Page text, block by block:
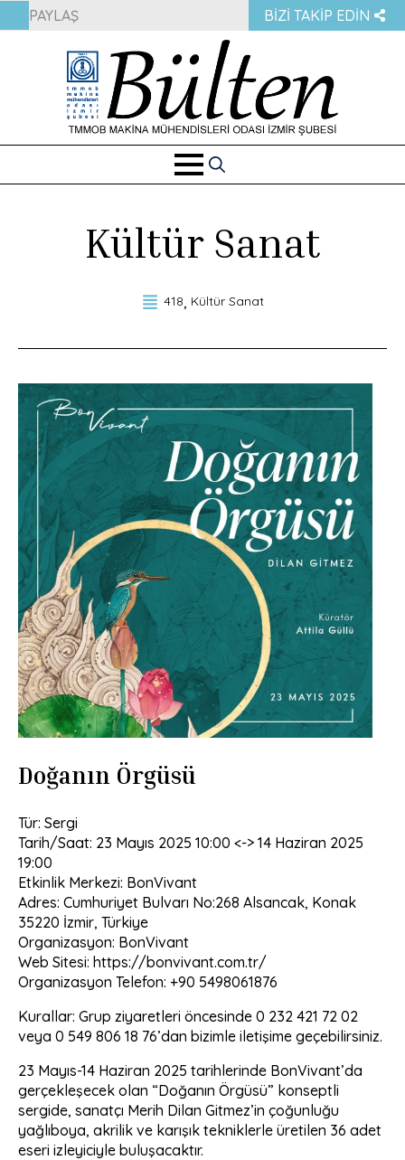
PAYLAŞ BIZI TAKIP EDIN
Search
Kültür Sanat
418 Kültür Sanat
Doğanın Örgüsü
Tür: Sergi
Tarih/Saat: 23 Mayıs 2025 10:00 <-> 14 Haziran 2025
19:00
Etkinlik Merkezi: BonVivant
Adres: Cumhuriyet Bulvarı No:268 Alsancak, Konak
35220 İzmir, Türkiye
Organizasyon: BonVivant
Web Sitesi: https://bonvivant.com.tr/
Organizasyon Telefon: +90 5498061876
Kurallar: Grup ziyaretleri öncesinde 0 232 421 72 02
veya 0 549 806 18 76’dan bizimle iletişime geçebilirsiniz.
23 Mayıs-14 Haziran 2025 tarihlerinde BonVivant’da
gerçekleşecek olan “Doğanın Örgüsü” konseptli
sergide, sanatçı Merih Dilan Gitmez’in çoğunluğu
yağlıboya, akrilik ve karışık tekniklerle üretilen 36 adet
eseri izleyiciyle buluşacaktır.